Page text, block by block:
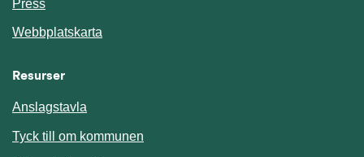
Press
Webbplatskarta
Resurser
Anslagstavla
Tyck till om kommunen